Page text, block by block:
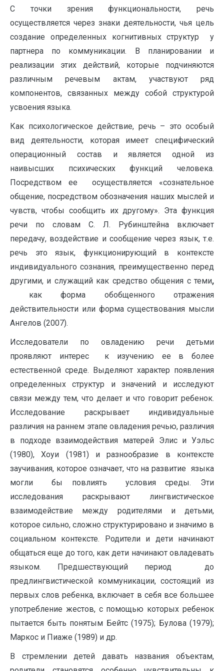
С точки зрения функциональности, речь
осуществляется через знаки деятельности, чья цель
создание определенных когнитивных структур у
партнера по коммуникации. В планировании и
реализации этих действий, которые подчиняются
различным речевым актам, участвуют ряд
компонентов, связанных между собой структурой
усвоения языка.
Как психологическое действие, речь – это особый
вид деятельности, которая имеет специфический
операционный состав и является одной из
наивысших психических функций человека.
Посредством ее осуществляется «сознательное
общение, посредством обозначения наших мыслей и
чувств, чтобы сообщить их другому». Эта функция
речи по словам С. Л. Рубинштейна включает
передачу, воздействие и сообщение через язык, т.е.
речь это язык, функционирующий в контексте
индивидуального сознания, преимущественно перед
другими, и служащий как средство общения с теми,
как форма обобщенного отражения
действительности или форма существования мысли
Ангелов (2007).
Исследователи по овладению речи детьми
проявляют интерес к изучению ее в более
естественной среде. Выделяют характер появления
определенных структур и значений и исследуют
связи между тем, что делает и что говорит ребенок.
Исследование раскрывает индивидуальные
различия на раннем этапе овладения речью, различия
в подходе взаимодействия матерей Элис и Уэльс
(1980), Хоуи (1981) и разнообразие в контексте
заучивания, которое означает, что на развитие языка
могли бы повлиять условия среды. Эти
исследования раскрывают лингвистическое
взаимодействие между родителями и детьми,
которое сильно, сложно структурировано и значимо в
социальном контексте. Родители и дети начинают
общаться еще до того, как дети начинают овладевать
языком. Предшествующий период до
предлингвистической коммуникации, состоящий из
первых слов ребенка, включает в себя все большее
употребление жестов, с помощью которых ребенок
пытается быть понятым Бейтс (1975); Булова (1979);
Маркос и Пиаже (1989) и др.
В стремлении детей давать названия объектам,